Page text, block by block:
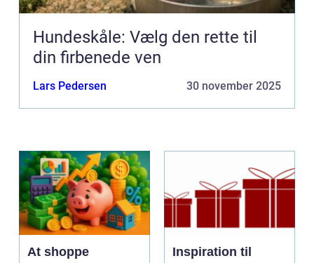
Hundeskåle: Vælg den rette til
din firbenede ven
Lars Pedersen 30 november 2025
At shoppe
Inspiration til